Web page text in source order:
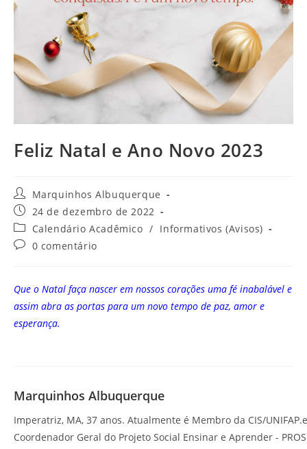
Feliz Natal e Ano Novo 2023
Marquinhos Albuquerque
24 de dezembro de 2022
Calendário Acadêmico / Informativos (Avisos)
0 comentário
Que o Natal faça nascer em nossos corações uma fé inabalável e
assim abra as portas para um novo tempo de paz, amor e
esperança.
Marquinhos Albuquerque
Imperatriz, MA, 37 anos. Atualmente é Membro da CIS/UNIFAP.e
Coordenador Geral do Projeto Social Ensinar e Aprender -